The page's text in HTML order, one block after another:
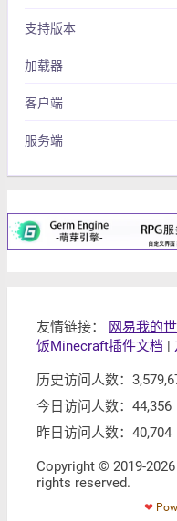
支持版本
加载器
客户端
服务端
友情链接： 网易我的
饭Minecraft插件文档 |
历史访问人数：
今日访问人数：
昨日访问人数：
Copyright © 2019-2026
rights reserved.
❤